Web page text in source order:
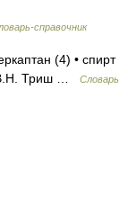
справочник
(4) • спирт
В.Н. Триш …
Словарь